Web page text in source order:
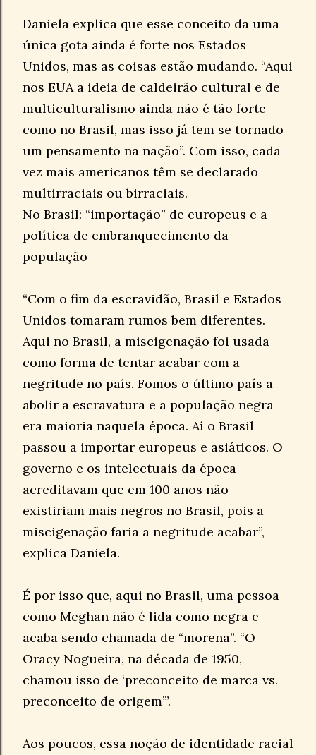
Daniela explica que esse conceito da uma
única gota ainda é forte nos Estados
Unidos, mas as coisas estão mudando. “Aqui
nos EUA a ideia de caldeirão cultural e de
multiculturalismo ainda não é tão forte
como no Brasil, mas isso já tem se tornado
um pensamento na nação”. Com isso, cada
vez mais americanos têm se declarado
multirraciais ou birraciais.
No Brasil: “importação” de europeus e a
política de embranquecimento da
população
“Com o fim da escravidão, Brasil e Estados
Unidos tomaram rumos bem diferentes.
Aqui no Brasil, a miscigenação foi usada
como forma de tentar acabar com a
negritude no país. Fomos o último país a
abolir a escravatura e a população negra
era maioria naquela época. Aí o Brasil
passou a importar europeus e asiáticos. O
governo e os intelectuais da época
acreditavam que em 100 anos não
existiriam mais negros no Brasil, pois a
miscigenação faria a negritude acabar”,
explica Daniela.
É por isso que, aqui no Brasil, uma pessoa
como Meghan não é lida como negra e
acaba sendo chamada de “morena”. “O
Oracy Nogueira, na década de 1950,
chamou isso de ‘preconceito de marca vs.
preconceito de origem’”.
Aos poucos, essa noção de identidade racial